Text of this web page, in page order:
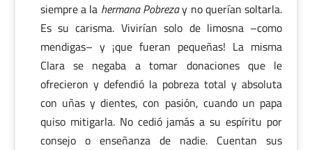
siempre a la hermana Pobrezay no querían soltarla.
Es su carisma. Vivirían solo de limosna –como
mendigas– y ¡que fueran pequeñas! La misma
Clara se negaba a tomar donaciones que le
ofrecieron y defendió la pobreza total y absoluta
con uñas y dientes, con pasión, cuando un papa
quiso mitigarla. No cedió jamás a su espíritu por
consejo o enseñanza de nadie. Cuentan sus